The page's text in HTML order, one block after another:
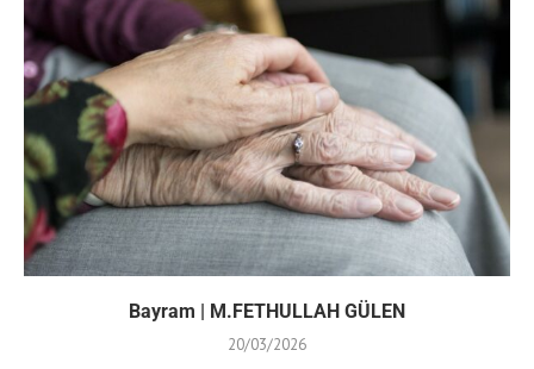
Bayram | M.FETHULLAH GÜLEN
20/03/2026